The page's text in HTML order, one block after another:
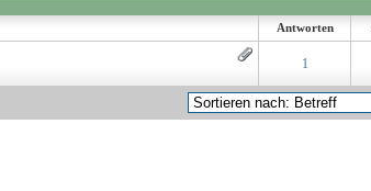
Antworten
1